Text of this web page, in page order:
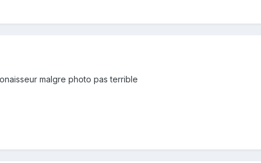
malgre photo pas terrible